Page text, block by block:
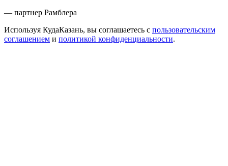
— партнер Рамблера
Используя КудаКазань, вы соглашаетесь с пользовательским
соглашением и политикой конфиденциальности.